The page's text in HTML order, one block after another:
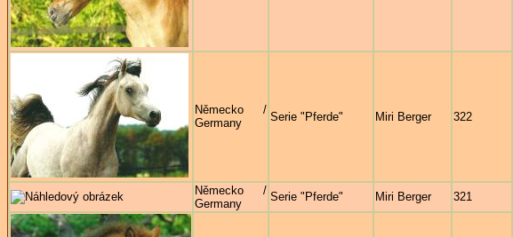
Německo /
Germany
Serie "Pferde" Miri Berger 322
Německo /
Germany
Serie "Pferde" Miri Berger 321